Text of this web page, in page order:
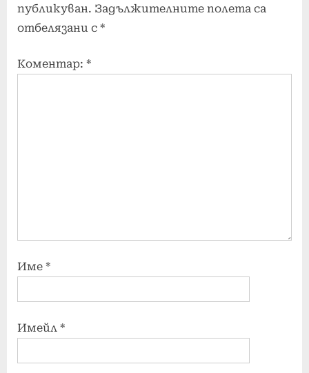
публикуван. Задължителните полета са
отбелязани с *
Коментар: *
Име *
Имейл *